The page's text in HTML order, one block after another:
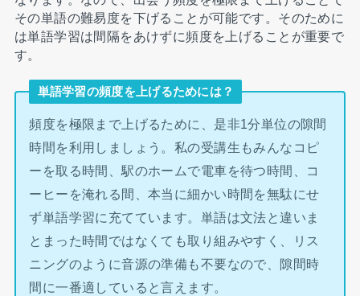
その単語の難易度を下げることが可能です。そのために
は単語学習は間隔をあけずに頻度を上げることが重要で
す。
単語学習の頻度を上げるためには？
頻度を極限まで上げるために、是非1分単位の隙間
時間を利用しましょう。私の受講生もみんなコピ
ーを取る時間、駅のホームで電車を待つ時間、コ
ーヒーを淹れる間、本当に細かい時間を無駄にせ
ず単語学習に充てています。単語は文法と違いま
とまった時間ではなくても取り組みやすく、リス
ニングのように音源の準備も不要なので、隙間時
間に一番適していると言えます。